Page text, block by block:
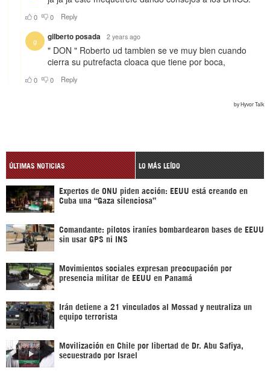
ÚLTIMAS NOTICIAS LO MÁS LEÍDO
Expertos de ONU piden acción: EEUU está creando en
Cuba una “Gaza silenciosa”
Comandante: pilotos iraníes bombardearon bases de EEUU
sin usar GPS ni INS
Movimientos sociales expresan preocupación por
presencia militar de EEUU en Panamá
Irán detiene a 21 vinculados al Mossad y neutraliza un
equipo terrorista
Movilización en Chile por libertad de Dr. Abu Safiya,
secuestrado por Israel